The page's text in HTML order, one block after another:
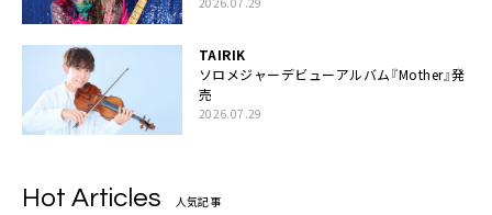
TAIRIK
ソロメジャーデビューアルバム『Mother』発
売
2026.07.29
Hot Articles 人気記事